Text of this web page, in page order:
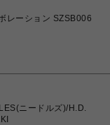
レーション SZSB006
ニードルズ)/H.D.